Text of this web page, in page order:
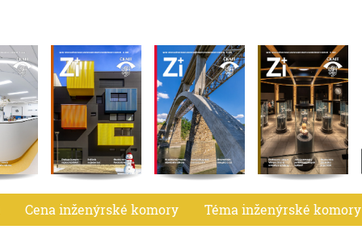
Cena inženýrské komory Téma inženýrské komory